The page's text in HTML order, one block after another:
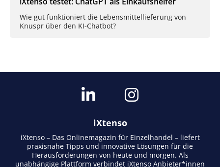
Wie gut funktioniert die Lebensmittellieferung von
Knuspr über den KI-Chatbot?
iXtenso
iXtenso – Das Onlinemagazin für Einzelhandel – liefert
praxisnahe Tipps und innovative Lösungen für die
Herausforderungen von heute und morgen. Als
unabhängige Plattform verbindet iXtenso Anbieter*innen